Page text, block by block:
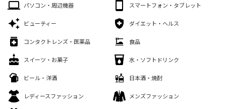
パソコン・周辺機器 スマートフォン・タブレット
ビューティー ダイエット・ヘルス
コンタクトレンズ・医薬品 食品
スイーツ・お菓子 水・ソフトドリンク
ビール・洋酒 日本酒・焼酎
レディースファッション メンズファッション